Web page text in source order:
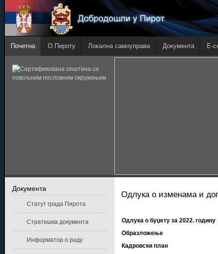
Почетна О Пироту Локална самоуправа Документа E-
Одлука о изменама и
Одлука о буџету за 2022. годину
Образложење
Кадровски план
Документа
Статут града Пирота
Стратешка документа
Информатор о раду